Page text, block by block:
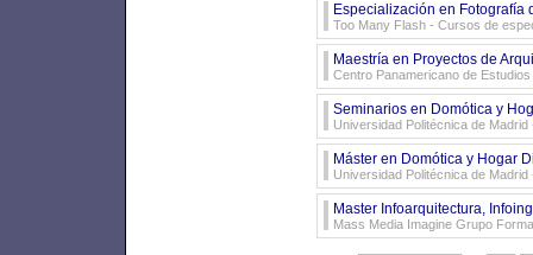
Especialización en Fotografía
Too Many Flash - Cursos de
Maestría en Proyectos de
Centro Panamericano de
Seminarios en Domótica y
Universidad Politécnica de Madrid
Máster en Domótica y Hogar
Universidad Politécnica de Madrid
Master Infoarquitectura,
Mass Media Imagine Grupo